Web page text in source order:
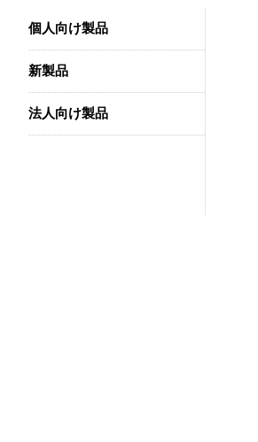
個人向け製品
新製品
法人向け製品